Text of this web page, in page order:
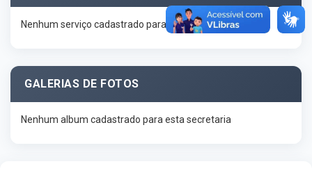
Nenhum serviço cadastrado para esta secretaria
GALERIAS DE FOTOS
Nenhum album cadastrado para esta secretaria